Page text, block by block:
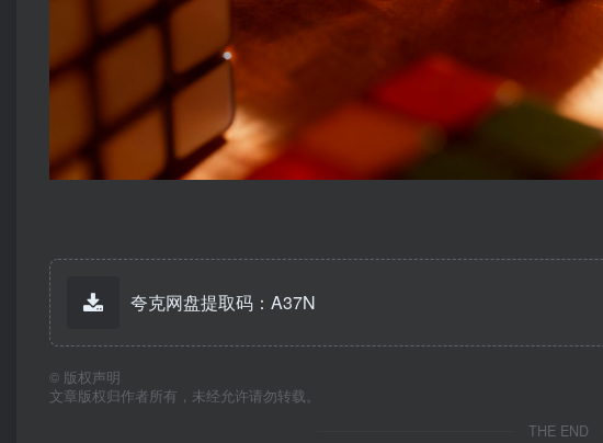
夸克网盘提取码：A37N
© 版权声明
文章版权归作者所有，未经允许请勿转载。
THE END